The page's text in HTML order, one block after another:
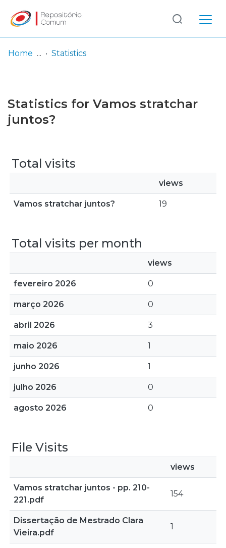
Browse repository
Log
In
(current)
Home Statistics
Statistics for Vamos stratchar
juntos?
Total visits
views
Vamos stratchar juntos? 19
Total visits per month
views
fevereiro 2026 0
março 2026 0
abril 2026 3
maio 2026 1
junho 2026 1
julho 2026 0
agosto 2026 0
File Visits
views
Vamos stratchar juntos - pp. 210-
221.pdf
154
Dissertação de Mestrado Clara
Vieira.pdf
1